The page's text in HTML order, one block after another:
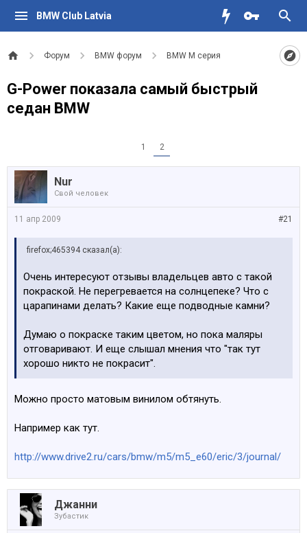
BMW Club Latvia
Форум BMW форум BMW M серия
G-Power показала самый быстрый
седан BMW
1 2
Nur
Свой человек
#21
11 апр 2009
firefox;465394 сказал(а):
Очень интересуют отзывы владельцев авто с такой
покраской. Не перегревается на солнцепеке? Что с
царапинами делать? Какие еще подводные камни?
Думаю о покраске таким цветом, но пока маляры
отговаривают. И еще слышал мнения что "так тут
хорошо никто не покрасит".
Можно просто матовым винилом обтянуть.
Например как тут.
http://www.drive2.ru/cars/bmw/m5/m5_e60/eric/3/journal/
Джанни
Зубастик